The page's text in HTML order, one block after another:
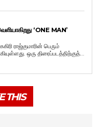
‘ONE MAN’
ராஜ்குமாரின் பெரும்
ஒரு திரைப்படத்திற்குத்...
THIS